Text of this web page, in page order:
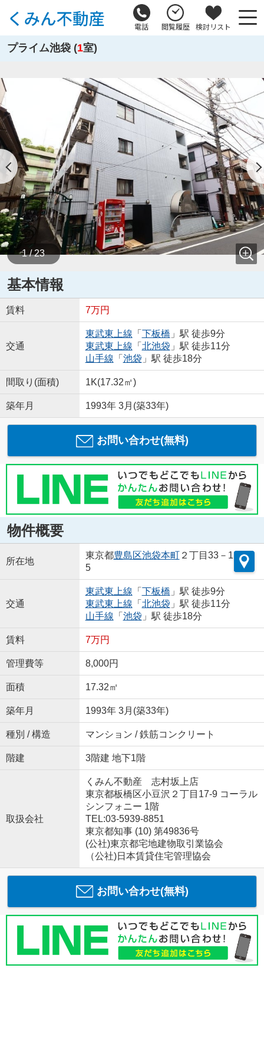
電話 閲覧履歴 検討リスト
プライム池袋 (1室)
1 / 23
基本情報
賃料 7万円
交通
東武東上線 「 下板橋 」駅 徒歩9分
東武東上線 「 北池袋 」駅 徒歩11分
山手線 「 池袋 」駅 徒歩18分
間取り(面積) 1K(17.32㎡)
築年月 1993年 3月(築33年)
お問い合わせ(無料)
物件概要
所在地
東京都豊島区池袋本町２丁目33－1
5
交通
東武東上線 「 下板橋 」駅 徒歩9分
東武東上線 「 北池袋 」駅 徒歩11分
山手線 「 池袋 」駅 徒歩18分
賃料 7万円
管理費等 8,000円
面積 17.32㎡
築年月 1993年 3月(築33年)
種別 / 構造 マンション / 鉄筋コンクリート
階建 3階建 地下1階
取扱会社
くみん不動産 志村坂上店
東京都板橋区小豆沢２丁目17-9 コーラル
シンフォニー 1階
TEL:03-5939-8851
東京都知事 (10) 第49836号
(公社)東京都宅地建物取引業協会
（公社)日本賃貸住宅管理協会
お問い合わせ(無料)